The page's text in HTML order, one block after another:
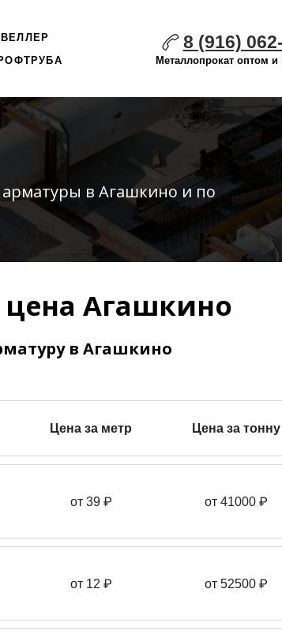
8 (916)
Металлопрокат оптом и
арматуры в Агашкино и по
Агашкино
в Агашкино
Цена за метр Цена за тонну
от 39₽ от 41000₽
от 12 ₽ от 52500₽